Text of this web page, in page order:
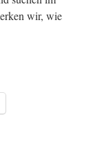
wir, wie